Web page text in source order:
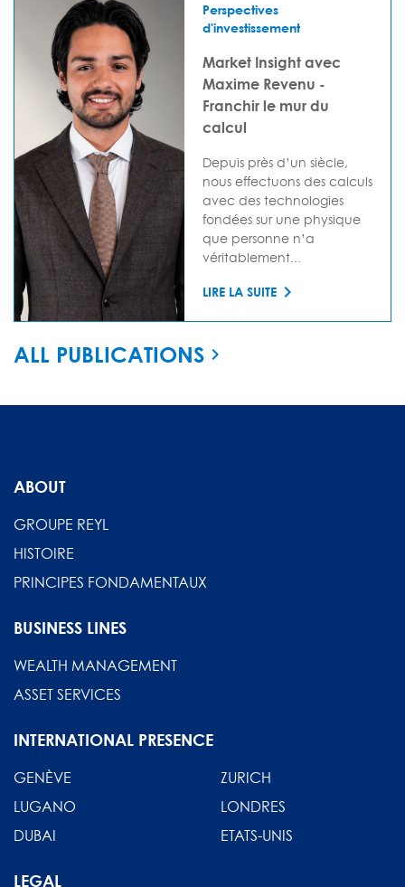
Perspectives
d'investissement
Market Insight avec
Maxime Revenu -
Franchir le mur du
calcul
Depuis près d’un siècle,
nous effectuons des calculs
avec des technologies
fondées sur une physique
que personne n’a
véritablement...
LIRE LA SUITE
ALL PUBLICATIONS
ABOUT
GROUPE REYL
HISTOIRE
PRINCIPES FONDAMENTAUX
BUSINESS LINES
WEALTH MANAGEMENT
ASSET SERVICES
INTERNATIONAL PRESENCE
GENÈVE
ZURICH
LUGANO
LONDRES
DUBAI
ETATS-UNIS
LEGAL